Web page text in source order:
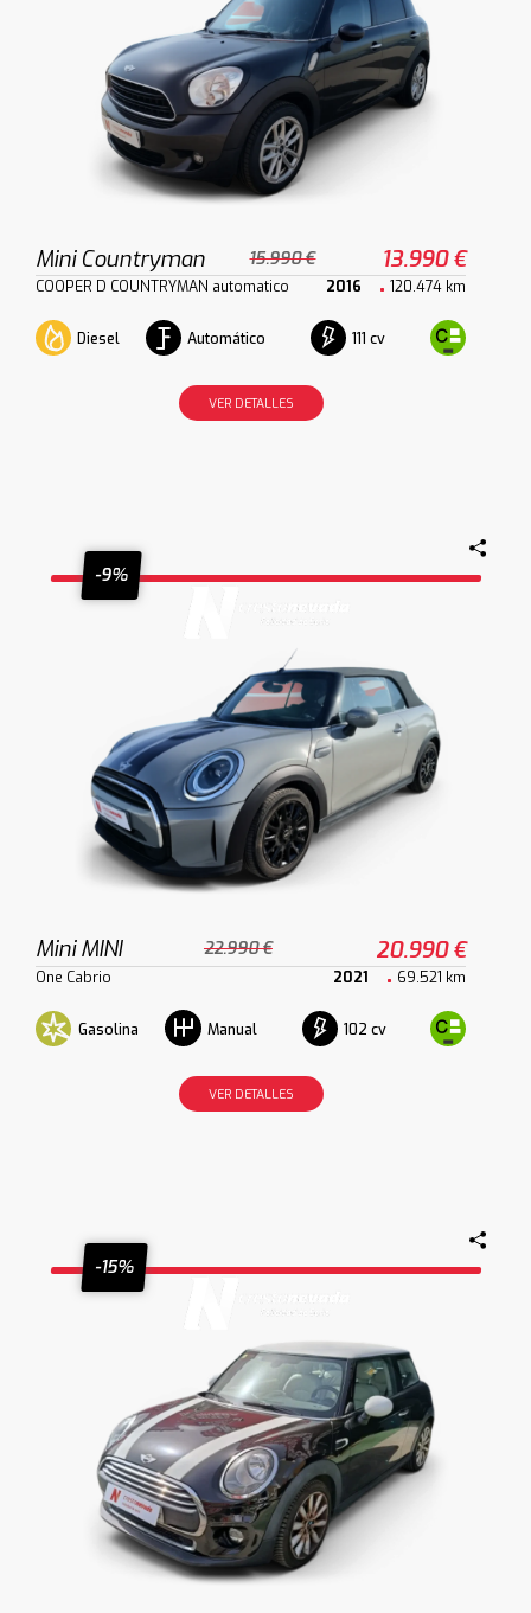
Mini Countryman 15.990 € 13.990 €
COOPER D COUNTRYMAN automatico 2016 120.474 km
Diesel Automático 111 cv
VER DETALLES
-9%
Mini MINI 22.990 € 20.990 €
One Cabrio 2021 69.521 km
Gasolina Manual 102 cv
VER DETALLES
-15%